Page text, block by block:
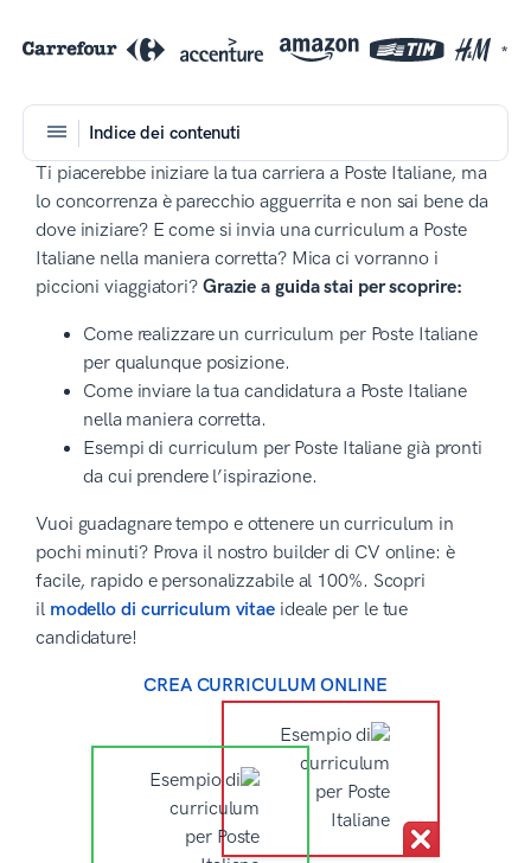
*
Indice dei contenuti
Ti piacerebbe iniziare la tua carriera a Poste Italiane, ma
lo concorrenza è parecchio agguerrita e non sai bene da
dove iniziare? E come si invia una curriculum a Poste
Italiane nella maniera corretta? Mica ci vorranno i
piccioni viaggiatori? Grazie a guida stai per scoprire:
Come realizzare un curriculum per Poste Italiane
per qualunque posizione.
Come inviare la tua candidatura a Poste Italiane
nella maniera corretta.
Esempi di curriculum per Poste Italiane già pronti
da cui prendere l’ispirazione.
Vuoi guadagnare tempo e ottenere un curriculum in
pochi minuti? Prova il nostro builder di CV online: è
facile, rapido e personalizzabile al 100%. Scopri
il modello di curriculum vitae ideale per le tue
candidature!
CREA CURRICULUM ONLINE